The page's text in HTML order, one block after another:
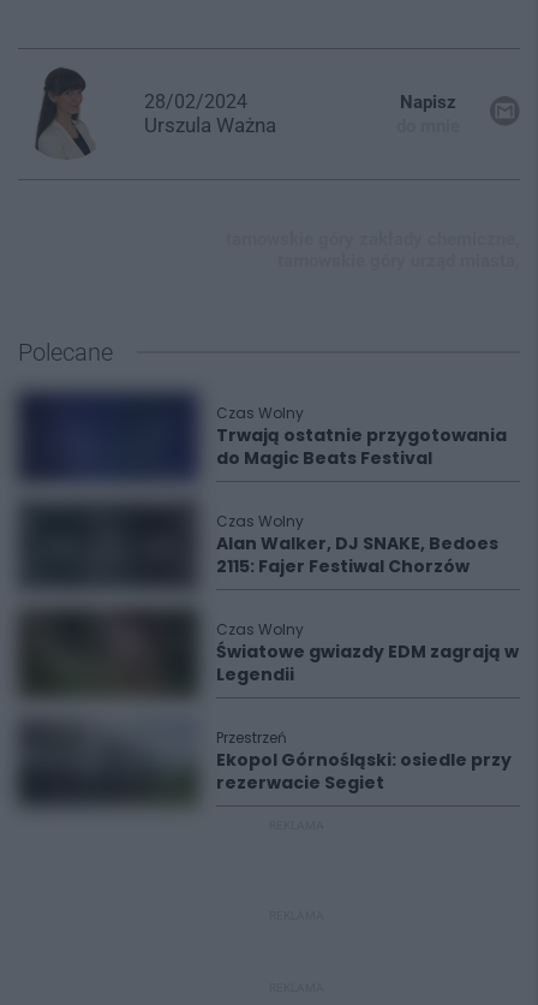
28/02/2024
Urszula Ważna
Napisz
Polecane
Czas Wolny
Trwają ostatnie przygotowania
do Magic Beats Festival
Czas Wolny
Alan Walker, DJ SNAKE, Bedoes
2115: Fajer Festiwal Chorzów
Czas Wolny
Światowe gwiazdy EDM zagrają w
Legendii
Przestrzeń
Ekopol Górnośląski: osiedle przy
rezerwacie Segiet